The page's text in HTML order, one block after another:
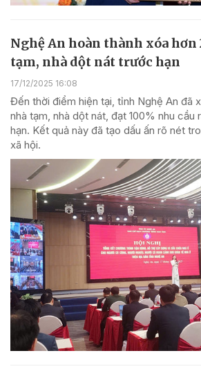
Nghệ An hoàn thành xóa hơn
tạm, nhà dột nát trước hạn
17/12/2025 16:08
Đến thời điểm hiện tại, tỉnh Nghệ An đã
nhà tạm, nhà dột nát, đạt 100% nhu cầu
hạn. Kết quả này đã tạo dấu ấn rõ nét
xã hội.